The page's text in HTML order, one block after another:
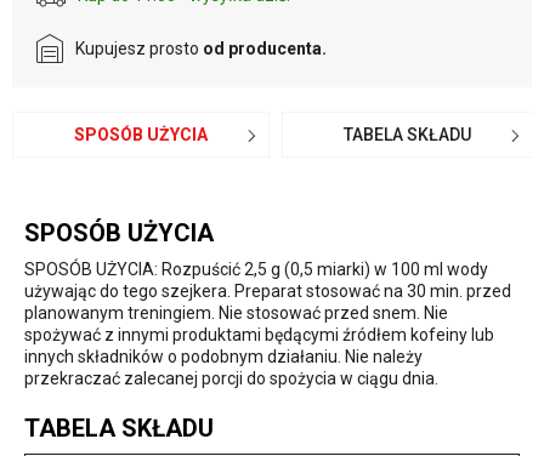
Kupujesz prosto od producenta.
SPOSÓB UŻYCIA TABELA SKŁADU
SPOSÓB UŻYCIA
SPOSÓB UŻYCIA: Rozpuścić 2,5 g (0,5 miarki) w 100 ml wody
używając do tego szejkera. Preparat stosować na 30 min. przed
planowanym treningiem. Nie stosować przed snem. Nie
spożywać z innymi produktami będącymi źródłem kofeiny lub
innych składników o podobnym działaniu. Nie należy
przekraczać zalecanej porcji do spożycia w ciągu dnia.
TABELA SKŁADU